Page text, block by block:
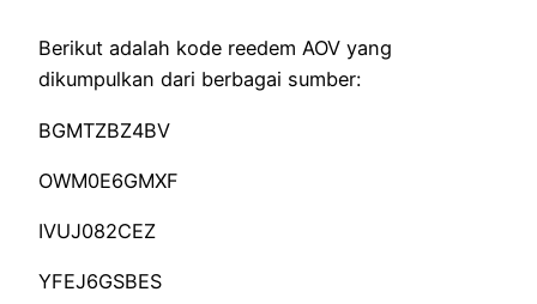
Berikut adalah kode reedem AOV yang
dikumpulkan dari berbagai sumber:
BGMTZBZ4BV
OWM0E6GMXF
IVUJ082CEZ
YFEJ6GSBES